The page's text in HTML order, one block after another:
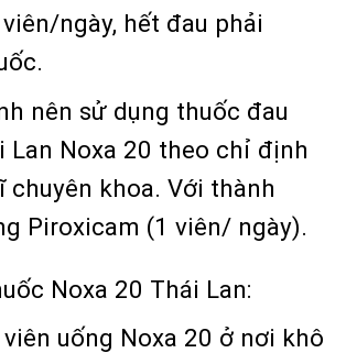
ngày, hết đau phải
nên sử dụng thuốc đau
Lan Noxa 20 theo chỉ định
chuyên khoa. Với thành
Piroxicam (1 viên/ ngày).
Noxa 20 Thái Lan:
viên uống Noxa 20 ở nơi khô